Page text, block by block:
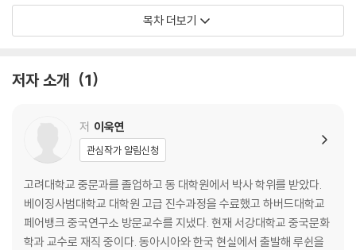
행복한 삶의 조건은 무엇인가
성공을 꿈꾸며 도시로 몰려드는 슬픈 현실
북경반점의 박완서와 김윤식
북경반점이 조선인 합숙소가 된 이유
베이징에 살던 조선인 삶의 초상
양고기 요리로 첫째가는 집, 둥라이순
그들은 왜 고향에 돌아가지 못하는가
베이징의 중축선은 천심과 민심의 선이다
목차 더보기
저자 소개 1
저 이욱연
관심작가 알림신청
고려대학교 중문과를 졸업하고 동 대학원에서 박사 학위를 받았다.
베이징사범대학교 대학원 고급 진수과정을 수료했고 하버드대학교
페어뱅크 중국연구소 방문교수를 지냈다. 현재 서강대학교 중국문화
학과 교수로 재직 중이다. 동아시아와 한국 현실에서 출발해 루쉰을